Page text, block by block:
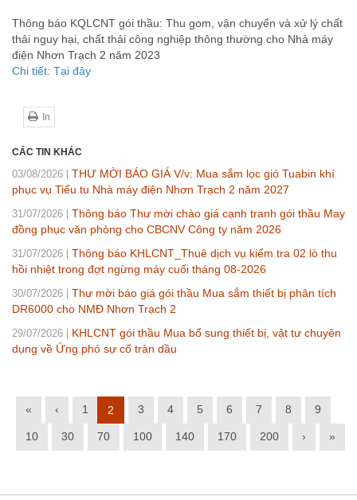
Thông báo KQLCNT gói thầu: Thu gom, vận chuyển và xử lý chất
thải nguy hại, chất thải công nghiệp thông thường cho Nhà máy
điện Nhơn Trạch 2 năm 2023
Chi tiết: Tại đây
In
CÁC TIN KHÁC
03/08/2026
THƯ MỜI BÁO GIÁ V/v: Mua sắm lọc gió Tuabin khí
phục vụ Tiểu tu Nhà máy điện Nhơn Trạch 2 năm 2027
31/07/2026
Thông báo Thư mời chào giá cạnh tranh gói thầu May
đồng phục văn phòng cho CBCNV Công ty năm 2026
31/07/2026
Thông báo KHLCNT_Thuê dịch vụ kiểm tra 02 lò thu
hồi nhiệt trong đợt ngừng máy cuối tháng 08-2026
30/07/2026
Thư mời báo giá gói thầu Mua sắm thiết bị phân tích
DR6000 cho NMĐ Nhơn Trạch 2
29/07/2026
KHLCNT gói thầu Mua bổ sung thiết bị, vật tư chuyên
dụng về Ứng phó sự cố tràn dầu
« ‹ 1 2 3 4 5 6 7 8 9
10 30 70 100 140 170 200 › »